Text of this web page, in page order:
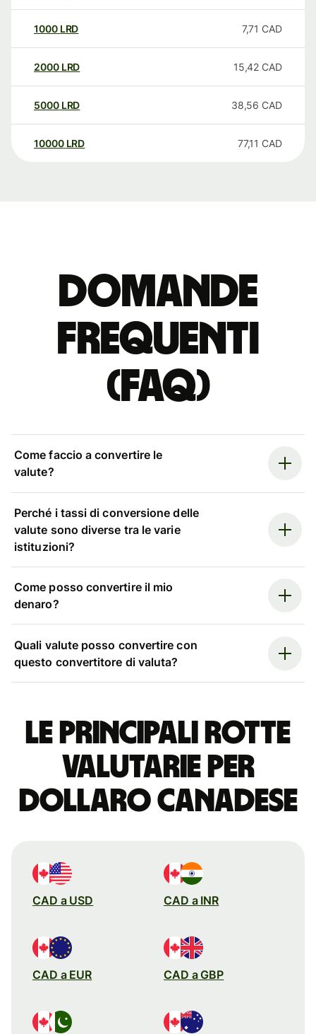
1000 LRD 7,71 CAD
2000 LRD 15,42 CAD
5000 LRD 38,56 CAD
10000 LRD 77,11 CAD
Domande
Frequenti
(FAQ)
Come faccio a convertire le
valute?
Perché i tassi di conversione delle
valute sono diverse tra le varie
istituzioni?
Come posso convertire il mio
denaro?
Quali valute posso convertire con
questo convertitore di valuta?
Le principali rotte
valutarie per
dollaro canadese
CAD a USD CAD a INR
CAD a EUR CAD a GBP